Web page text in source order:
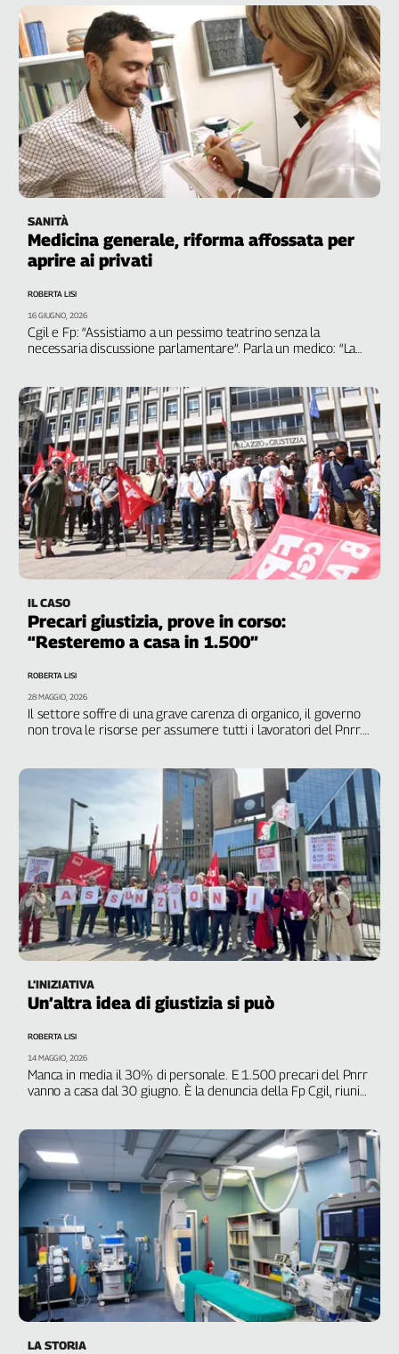
Campania
Emilia-
Romagna
Friuli
Venezia
Giulia
Lazio
Liguria
Lombardia
Piemonte
Sicilia
Toscana
Trentino
Valle
D'Aosta
Veneto
Archivio
Storico
1955-
2014
Cerca
Contatti
La
redazione
SANITÀ
Medicina generale, riforma affossata per
aprire ai privati
Cgil e Fp: “Assistiamo a un pessimo teatrino senza la
necessaria discussione parlamentare”. Parla un medico: “La
ROBERTA LISI
16 GIUGNO, 2026
IL CASO
Precari giustizia, prove in corso:
“Resteremo a casa in 1.500”
Il settore soffre di una grave carenza di organico, il governo
non trova le risorse per assumere tutti i lavoratori del Pnrr.
ROBERTA LISI
28 MAGGIO, 2026
L’INIZIATIVA
Un’altra idea di giustizia si può
Manca in media il 30% di personale. E 1.500 precari del Pnrr
vanno a casa dal 30 giugno. È la denuncia della Fp Cgil, riunita
ROBERTA LISI
14 MAGGIO, 2026
LA STORIA